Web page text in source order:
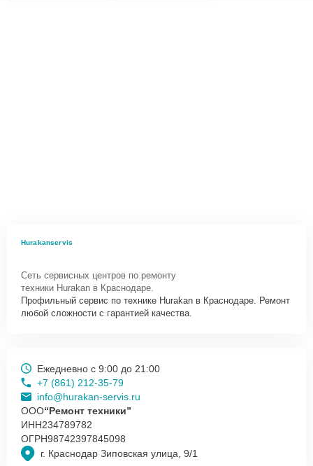
Hurakanservis
Сеть сервисных центров по ремонту
техники Hurakan в Краснодаре.
Профильный сервис по технике Hurakan в Краснодаре. Ремонт
любой сложности с гарантией качества.
г. Краснодар Зиповская улица, 9/1
Ежедневно с 9:00 до 21:00
+7 (861) 212-35-79
info@hurakan-servis.ru
ООО“Ремонт техники”
ИНН234789782
ОГРН98742397845098